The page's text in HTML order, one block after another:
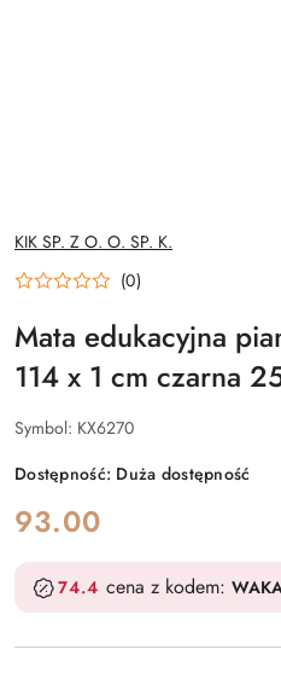
NAZWA
PRODUCENTA:
KIK SP. Z O. O. SP. K.
(0)
Mata edukacyjna
114 x 1 cm czarna
Symbol: KX6270
Dostępność: Duża dostępność
cena:
93.00
74.4 cena z kodem: